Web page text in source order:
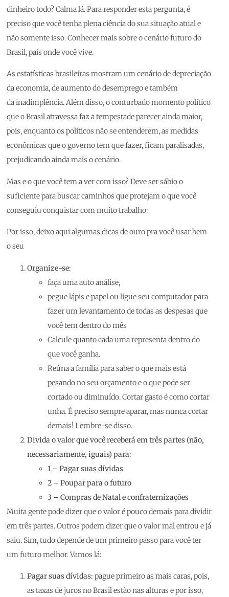
dinheiro todo? Calma lá. Para responder esta pergunta, é
preciso que você tenha plena ciência do sua situação atual e
não somente isso. Conhecer mais sobre o cenário futuro do
Brasil, país onde você vive.
As estatísticas brasileiras mostram um cenário de depreciação
da economia, de aumento do desemprego e também
da inadimplência. Além disso, o conturbado momento político
que o Brasil atravessa faz a tempestade parecer ainda maior,
pois, enquanto os políticos não se entenderem, as medidas
econômicas que o governo tem que fazer, ficam paralisadas,
prejudicando ainda mais o cenário.
Mas e o que você tem a ver com isso? Deve ser sábio o
suficiente para buscar caminhos que protejam o que você
conseguiu conquistar com muito trabalho:
Por isso, deixo aqui algumas dicas de ouro pra você usar bem
o seu
Organize-se:
faça uma auto análise,
pegue lápis e papel ou ligue seu computador para
fazer um levantamento de todas as despesas que
você tem dentro do mês
Calcule quanto cada uma representa dentro do
que você ganha.
Reúna a família para saber o que mais está
pesando no seu orçamento e o que pode ser
cortado ou diminuído. Cortar gasto é como cortar
unha. É preciso sempre aparar, mas nunca cortar
demais! Lembre-se disso.
Divida o valor que você receberá em três partes (não,
necessariamente, iguais) para:
1 – Pagar suas dívidas
2 – Poupar para o futuro
3 – Compras de Natal e confraternizações
Muita gente pode dizer que o valor é pouco demais para dividir
em três partes. Outros podem dizer que o valor mal entrou e já
saiu. Sim, tudo depende de um primeiro passo para você ter
um futuro melhor. Vamos lá:
Pagar suas dívidas: pague primeiro as mais caras, pois,
as taxas de juros no Brasil estão nas alturas e por isso,